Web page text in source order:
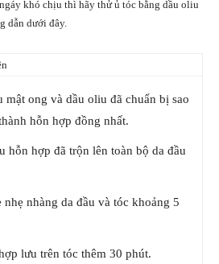
khó chịu thì hãy thử ủ tóc bằng dầu oliu
dẫn dưới đây.
mật ong và dầu oliu đã chuẩn bị sao
hỗn hợp đồng nhất.
hỗn hợp đã trộn lên toàn bộ da đầu
nhẹ nhàng da đầu và tóc khoảng 5
lưu trên tóc thêm 30 phút.